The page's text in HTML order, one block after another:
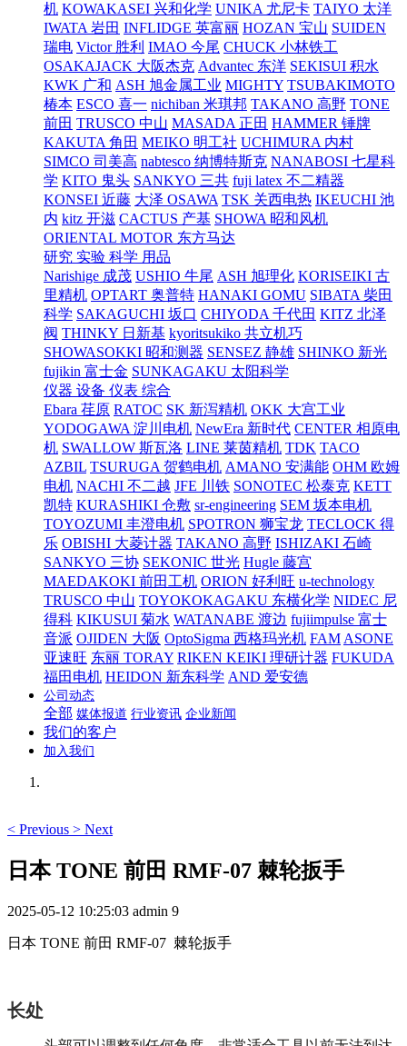
机 KOWAKASEI 兴和化学 UNIKA 尤尼卡 TAIYO 太洋
IWATA 岩田 INFLIDGE 英富丽 HOZAN 宝山 SUIDEN
瑞电 Victor 胜利 IMAO 今尾 CHUCK 小林铁工
OSAKAJACK 大阪杰克 Advantec 东洋 SEKISUI 积水
KWK 广和 ASH 旭金属工业 MIGHTY TSUBAKIMOTO
椿本 ESCO 喜一 nichiban 米琪邦 TAKANO 高野 TONE
前田 TRUSCO 中山 MASADA 正田 HAMMER 锤牌
KAKUTA 角田 MEIKO 明工社 UCHIMURA 内村
SIMCO 司美高 nabtesco 纳博特斯克 NANABOSI 七星科
学 KITO 鬼头 SANKYO 三共 fuji latex 不二精器
KONSEI 近藤 大泽 OSAWA TSK 关西电热 IKEUCHI 池
内 kitz 开滋 CACTUS 产基 SHOWA 昭和风机
ORIENTAL MOTOR 东方马达
研究 实验 科学 用品
Narishige 成茂 USHIO 牛尾 ASH 旭理化 KORISEIKI 古
里精机 OPTART 奥普特 HANAKI GOMU SIBATA 柴田
科学 SAKAGUCHI 坂口 CHIYODA 千代田 KITZ 北泽
阀 THINKY 日新基 kyoritsukiko 共立机巧
SHOWASOKKI 昭和测器 SENSEZ 静雄 SHINKO 新光
fujikin 富士金 SUNKAGAKU 太阳科学
仪器 设备 仪表 综合
Ebara 荏原 RATOC SK 新泻精机 OKK 大宫工业
YODOGAWA 淀川电机 NewEra 新时代 CENTER 相原电
机 SWALLOW 斯瓦洛 LINE 莱茵精机 TDK TACO
AZBIL TSURUGA 贺鹤电机 AMANO 安满能 OHM 欧姆
电机 NACHI 不二越 JFE 川铁 SONOTEC 松泰克 KETT
凯特 KURASHIKI 仓敷 sr-engineering SEM 坂本电机
TOYOZUMI 丰澄电机 SPOTRON 狮宝龙 TECLOCK 得
乐 OBISHI 大菱计器 TAKANO 高野 ISHIZAKI 石崎
SANKYO 三协 SEKONIC 世光 Hugle 藤宫
MAEDAKOKI 前田工机 ORION 好利旺 u-technology
TRUSCO 中山 TOYOKOKAGAKU 东横化学 NIDEC 尼
得科 KIKUSUI 菊水 WATANABE 渡边 fujiimpulse 富士
音派 OJIDEN 大阪 OptoSigma 西格玛光机 FAM ASONE
亚速旺 东丽 TORAY RIKEN KEIKI 理研计器 FUKUDA
福田电机 HEIDON 新东科学 AND 爱安德
公司动态
全部 媒体报道 行业资讯 企业新闻
我们的客户
加入我们
< Previous > Next
日本 TONE 前田 RMF-07 棘轮扳手
2025-05-12 10:25:03 admin 9
日本 TONE 前田 RMF-07 棘轮扳手
长处